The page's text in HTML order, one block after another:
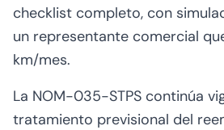
checklist completo, con
un representante comercial
km/mes.
La NOM-035-STPS continúa
tratamiento previsional del